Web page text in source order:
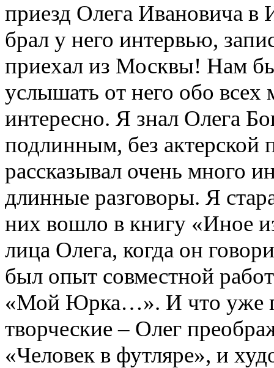
приезд Олега Ивановича в
брал у него интервью,
приехал из Москвы! Нам
услышать от него обо
интересно. Я знал Олега
подлинным, без актерской
рассказывал очень много
длинные разговоры. Я
них вошло в книгу «Иное
лица Олега, когда он
был опыт совместной
«Мой Юрка…». И что уже
творческие – Олег
«Человек в футляре», и